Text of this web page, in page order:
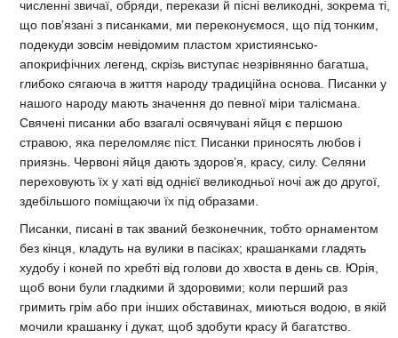
численні звичаї, обряди, перекази й пісні великодні, зокрема ті,
що пов’язані з писанками, ми переконуємося, що під тонким,
подекуди зовсім невідомим пластом християнсько-
апокрифічних легенд, скрізь виступає незрівнянно багатша,
глибоко сягаюча в життя народу традиційна основа. Писанки у
нашого народу мають значення до певної міри талісмана.
Свячені писанки або взагалі освячувані яйця є першою
стравою, яка переломляє піст. Писанки приносять любов і
приязнь. Червоні яйця дають здоров’я, красу, силу. Селяни
переховують їх у хаті від однієї великодньої ночі аж до другої,
здебільшого поміщаючи їх під образами.
Писанки, писані в так званий безконечник, тобто орнаментом
без кінця, кладуть на вулики в пасіках; крашанками гладять
худобу і коней по хребті від голови до хвоста в день св. Юрія,
щоб вони були гладкими й здоровими; коли перший раз
гримить грім або при інших обставинах, миються водою, в якій
мочили крашанку і дукат, щоб здобути красу й багатство.